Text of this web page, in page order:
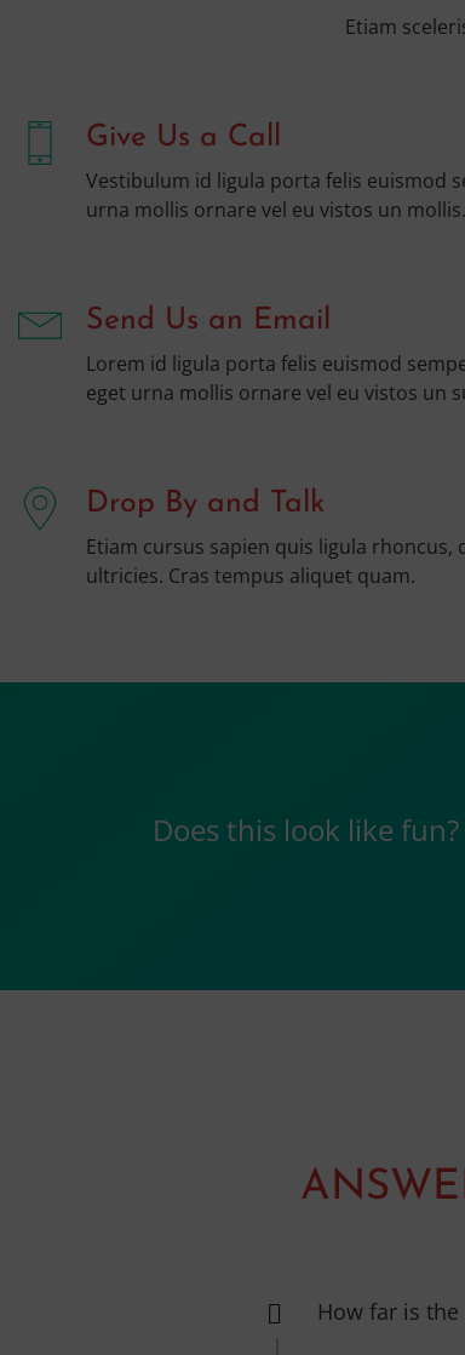
Etiam
Give Us a Call
Vestibulum id ligula porta felis euismod
urna mollis ornare vel eu vistos un mollis.
Send Us an Email
Lorem id ligula porta felis euismod
eget urna mollis ornare vel eu vistos un
Drop By and Talk
Etiam cursus sapien quis ligula
ultricies. Cras tempus aliquet quam.
Does this look like
How far is